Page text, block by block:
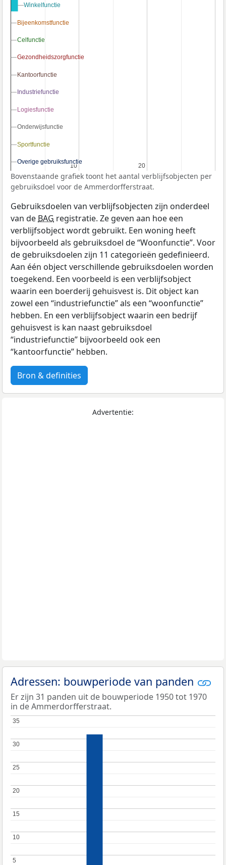
10
10 20
20
Winkelfunctie
Winkelfunctie
Bijeenkomstfunctie
Bijeenkomstfunctie
Celfunctie
Celfunctie
Gezondheidszorgfunctie
Gezondheidszorgfunctie
Kantoorfunctie
Kantoorfunctie
Industriefunctie
Industriefunctie
Logiesfunctie
Logiesfunctie
Onderwijsfunctie
Onderwijsfunctie
Sportfunctie
Sportfunctie
Overige gebruiksfunctie
Overige gebruiksfunctie
Bovenstaande grafiek toont het aantal verblijfsobjecten per
gebruiksdoel voor de Ammerdorfferstraat.
Gebruiksdoelen van verblijfsobjecten zijn onderdeel
van de BAG registratie. Ze geven aan hoe een
verblijfsobject wordt gebruikt. Een woning heeft
bijvoorbeeld als gebruiksdoel de “Woonfunctie”. Voor
de gebruiksdoelen zijn 11 categorieën gedefinieerd.
Aan één object verschillende gebruiksdoelen worden
toegekend. Een voorbeeld is een verblijfsobject
waarin een boerderij gehuisvest is. Dit object kan
zowel een “industriefunctie” als een “woonfunctie”
hebben. En een verblijfsobject waarin een bedrijf
gehuisvest is kan naast gebruiksdoel
“industriefunctie” bijvoorbeeld ook een
“kantoorfunctie” hebben.
Bron & definities
Advertentie:
Adressen: bouwperiode van panden
Er zijn 31 panden uit de bouwperiode 1950 tot 1970
in de Ammerdorfferstraat.
5
5
10
10
15
15
20
20
25
25
30
30
35
35